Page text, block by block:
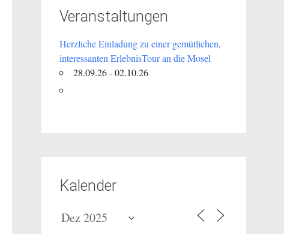
Veranstaltungen
Herzliche Einladung zu einer gemütlichen,
interessanten ErlebnisTour an die Mosel
28.09.26 - 02.10.26
Kalender